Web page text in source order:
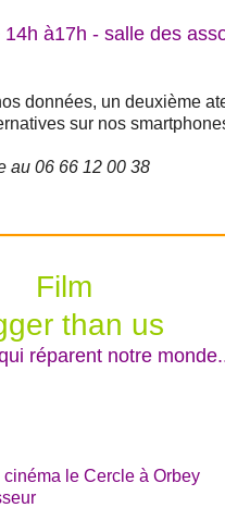
à17h - salle des
données, un deuxième
sur nos
au 06 66 12 00 38
Film
than us
réparent notre
le Cercle à Orbey